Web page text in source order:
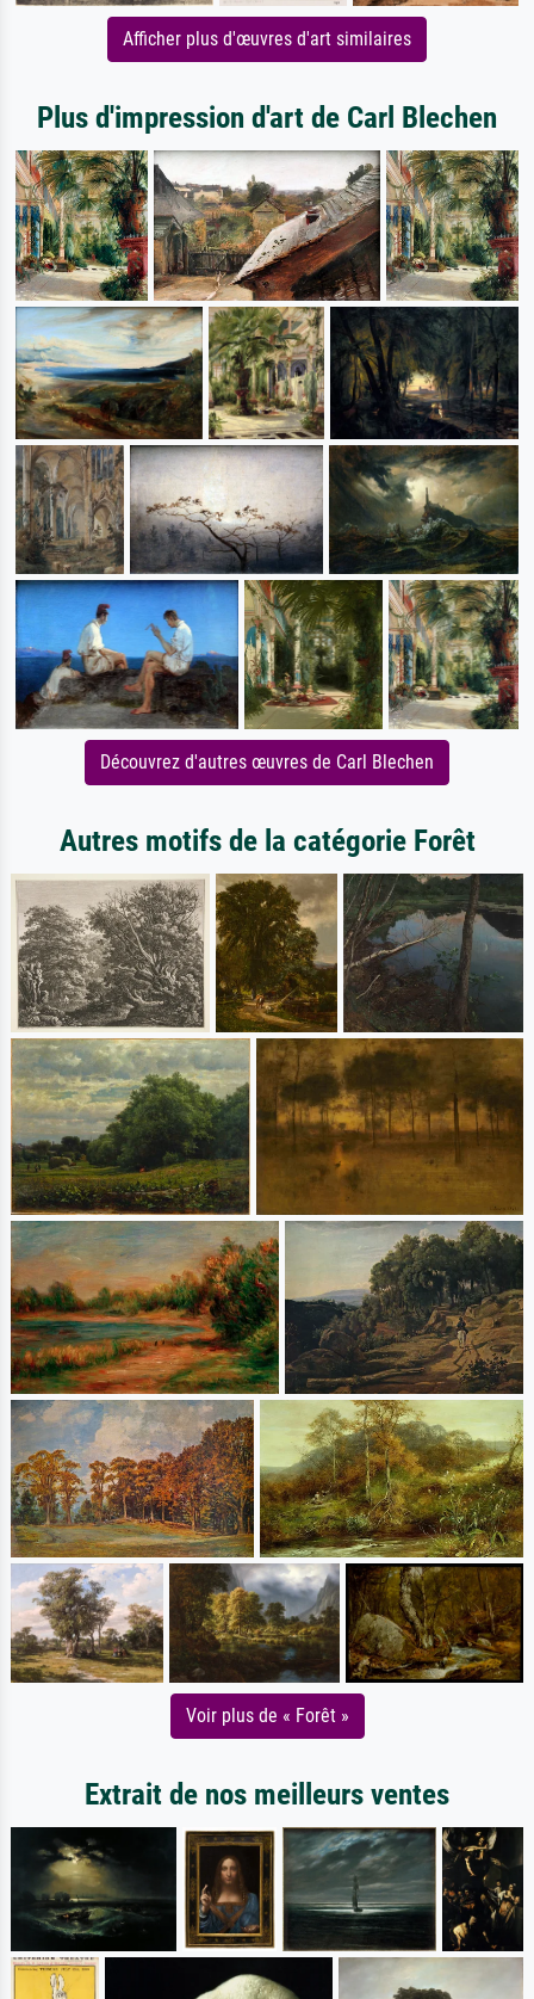
Afficher plus d'œuvres d'art similaires
Plus d'impression d'art de Carl Blechen
Découvrez d'autres œuvres de Carl Blechen
Autres motifs de la catégorie Forêt
Voir plus de « Forêt »
Extrait de nos meilleurs ventes